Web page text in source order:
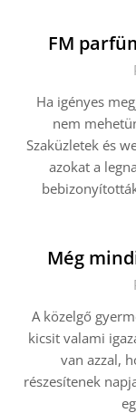
FM
Ha igényes
nem
Szaküzletek és
azokat a
Még
A közelgő
kicsit valami
van azzal,
részesítenek